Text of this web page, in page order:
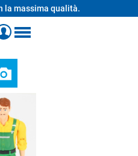
la massima qualità.